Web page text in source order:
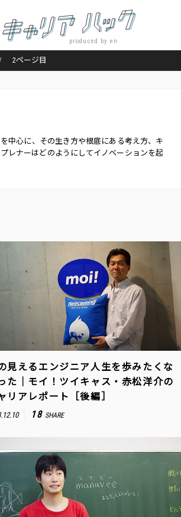
produced by en
2ページ目
中心に、その生き方や根底にある考え方、キ
レナーはどのようにしてイノベーションを起
見えるエンジニア人生を歩みたくな
た｜モイ！ツイキャス・赤松洋介の
リアレポート［後編］
18 SHARE